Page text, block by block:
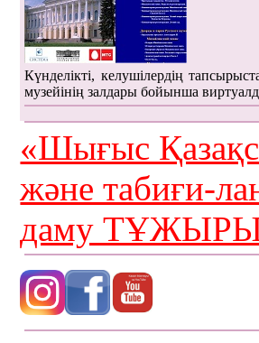
Күнделікті, келушілердің
музейінің залдары бойынша
«Шығыс
және табиғи-
даму